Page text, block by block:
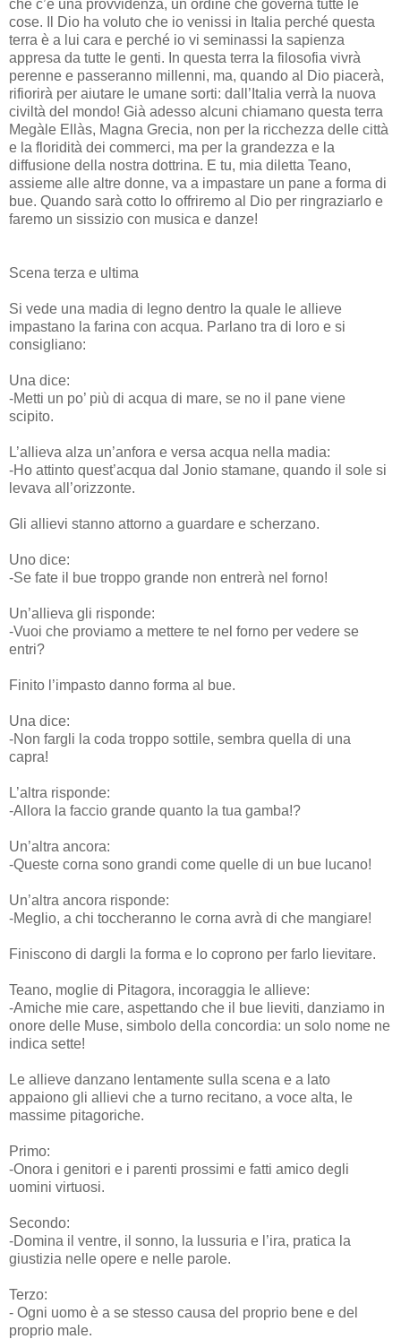
che c’è una provvidenza, un ordine che governa tutte le
cose. Il Dio ha voluto che io venissi in Italia perché questa
terra è a lui cara e perché io vi seminassi la sapienza
appresa da tutte le genti. In questa terra la filosofia vivrà
perenne e passeranno millenni, ma, quando al Dio piacerà,
rifiorirà per aiutare le umane sorti: dall’Italia verrà la nuova
civiltà del mondo! Già adesso alcuni chiamano questa terra
Megàle Ellàs, Magna Grecia, non per la ricchezza delle città
e la floridità dei commerci, ma per la grandezza e la
diffusione della nostra dottrina. E tu, mia diletta Teano,
assieme alle altre donne, va a impastare un pane a forma di
bue. Quando sarà cotto lo offriremo al Dio per ringraziarlo e
faremo un sissizio con musica e danze!
Scena terza e ultima
Si vede una madia di legno dentro la quale le allieve
impastano la farina con acqua. Parlano tra di loro e si
consigliano:
Una dice:
-Metti un po’ più di acqua di mare, se no il pane viene
scipito.
L’allieva alza un’anfora e versa acqua nella madia:
-Ho attinto quest’acqua dal Jonio stamane, quando il sole si
levava all’orizzonte.
Gli allievi stanno attorno a guardare e scherzano.
Uno dice:
-Se fate il bue troppo grande non entrerà nel forno!
Un’allieva gli risponde:
-Vuoi che proviamo a mettere te nel forno per vedere se
entri?
Finito l’impasto danno forma al bue.
Una dice:
-Non fargli la coda troppo sottile, sembra quella di una
capra!
L’altra risponde:
-Allora la faccio grande quanto la tua gamba!?
Un’altra ancora:
-Queste corna sono grandi come quelle di un bue lucano!
Un’altra ancora risponde:
-Meglio, a chi toccheranno le corna avrà di che mangiare!
Finiscono di dargli la forma e lo coprono per farlo lievitare.
Teano, moglie di Pitagora, incoraggia le allieve:
-Amiche mie care, aspettando che il bue lieviti, danziamo in
onore delle Muse, simbolo della concordia: un solo nome ne
indica sette!
Le allieve danzano lentamente sulla scena e a lato
appaiono gli allievi che a turno recitano, a voce alta, le
massime pitagoriche.
Primo:
-Onora i genitori e i parenti prossimi e fatti amico degli
uomini virtuosi.
Secondo:
-Domina il ventre, il sonno, la lussuria e l’ira, pratica la
giustizia nelle opere e nelle parole.
Terzo:
- Ogni uomo è a se stesso causa del proprio bene e del
proprio male.